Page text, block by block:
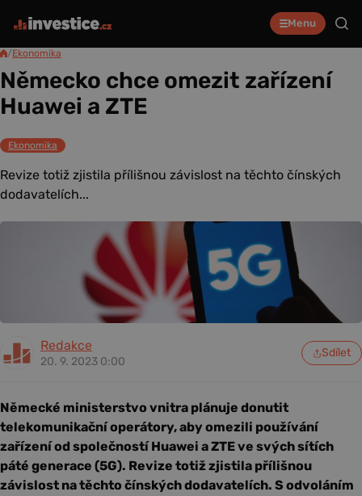
Menu
/Ekonomika
Německo chce omezit zařízení
Huawei a ZTE
Ekonomika
Revize totiž zjistila přílišnou závislost na těchto čínských
dodavatelích...
Redakce
20. 9. 2023 0:00
Sdílet
Německé ministerstvo vnitra plánuje donutit
telekomunikační operátory, aby omezili používání
zařízení od společností Huawei a ZTE ve svých sítích
páté generace (5G). Revize totiž zjistila přílišnou
závislost na těchto čínských dodavatelích. S odvoláním